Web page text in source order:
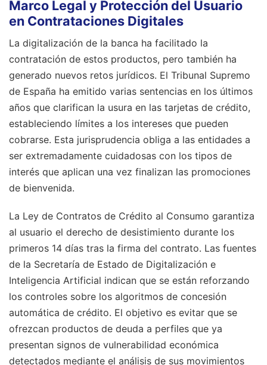
Marco Legal y Protección del Usuario
en Contrataciones Digitales
La digitalización de la banca ha facilitado la
contratación de estos productos, pero también ha
generado nuevos retos jurídicos. El Tribunal Supremo
de España ha emitido varias sentencias en los últimos
años que clarifican la usura en las tarjetas de crédito,
estableciendo límites a los intereses que pueden
cobrarse. Esta jurisprudencia obliga a las entidades a
ser extremadamente cuidadosas con los tipos de
interés que aplican una vez finalizan las promociones
de bienvenida.
La Ley de Contratos de Crédito al Consumo garantiza
al usuario el derecho de desistimiento durante los
primeros 14 días tras la firma del contrato. Las fuentes
de la Secretaría de Estado de Digitalización e
Inteligencia Artificial indican que se están reforzando
los controles sobre los algoritmos de concesión
automática de crédito. El objetivo es evitar que se
ofrezcan productos de deuda a perfiles que ya
presentan signos de vulnerabilidad económica
detectados mediante el análisis de sus movimientos